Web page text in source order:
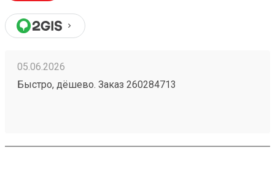
05.06.2026
Быстро, дёшево. Заказ 260284713